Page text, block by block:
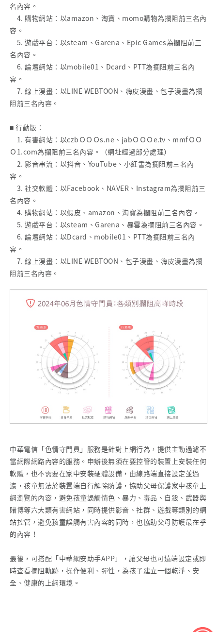
名內容。
4. 購物網站：以amazon、淘寶、momo購物為攔阻前三名內
容。
5. 遊戲平台：以steam、Garena、Epic Games為攔阻前三
名內容。
6. 論壇網站：以mobile01、Dcard、PTT為攔阻前三名內
容。
7. 線上漫畫：以LINE WEBTOON、嗨皮漫畫、包子漫畫為攔
阻前三名內容。
■ 行動版：
1. 有害網站：以czbＯＯＯs.ne、jabＯＯＯe.tv、mmfＯＯ
Ｏ1.com為攔阻前三名內容。（網址經過部分處理）
2. 影音串流：以抖音、YouTube、小紅書為攔阻前三名內
容。
3. 社交軟體：以Facebook、NAVER、Instagram為攔阻前三
名內容。
4. 購物網站：以蝦皮、amazon、淘寶為攔阻前三名內容。
5. 遊戲平台：以steam、Garena、暴雪為攔阻前三名內容。
6. 論壇網站：以Dcard、mobile01、PTT為攔阻前三名內
容。
7. 線上漫畫：以LINE WEBTOON、包子漫畫、嗨皮漫畫為攔
阻前三名內容。
中華電信「色情守門員」服務是針對上網行為，提供主動過濾不
當網際網路內容的服務。申辦後無須在要控管的裝置上安裝任何
軟體，也不需要在家中安裝硬體設備，由線路端直接設定並過
濾，孩童無法於裝置端自行解除防護，協助父母保護家中孩童上
網瀏覽的內容，避免孩童誤觸情色、暴力、毒品、自殺、武器與
賭博等六大類有害網站，同時提供影音、社群、遊戲等類別的網
站控管，避免孩童誤觸有害內容的同時，也協助父母防護最在乎
的內容！
最後，可搭配「中華網安助手APP」，讓父母也可遠端設定或即
時查看攔阻軌跡，操作便利、彈性，為孩子建立一個乾淨、安
全、健康的上網環境。